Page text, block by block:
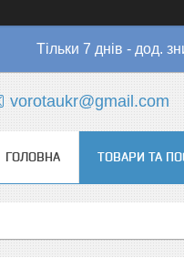
Тільки 7 днів - дод.
vorotaukr@gmail.com
ГОЛОВНА ТОВАРИ ТА